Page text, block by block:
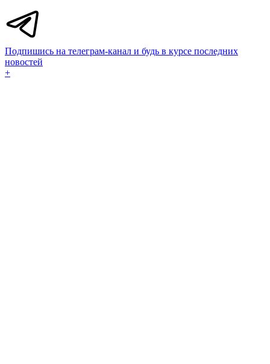
Подпишись на телеграм-канал и будь в курсе последних
новостей
+